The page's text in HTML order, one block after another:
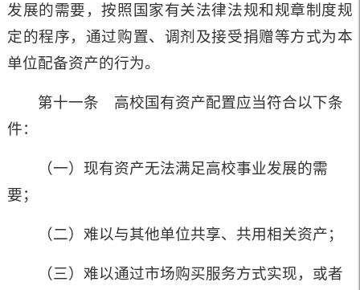
发展的需要，按照国家有关法律法规和规章制度规
定的程序，通过购置、调剂及接受捐赠等方式为本
单位配备资产的行为。
第十一条 高校国有资产配置应当符合以下条
件：
（一）现有资产无法满足高校事业发展的需
要；
（二）难以与其他单位共享、共用相关资产；
（三）难以通过市场购买服务方式实现，或者